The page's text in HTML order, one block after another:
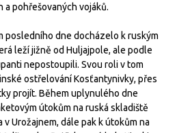
a pohřešovaných vojáků.
posledního dne docházelo k ruským
leží jižně od Huljajpole, ale podle
nepostoupili. Svou roli v tom
ostřelování Kosťantynivky, přes
projít. Během uplynulého dne
útokům na ruská skladiště
Urožajnem, dále pak k útokům na